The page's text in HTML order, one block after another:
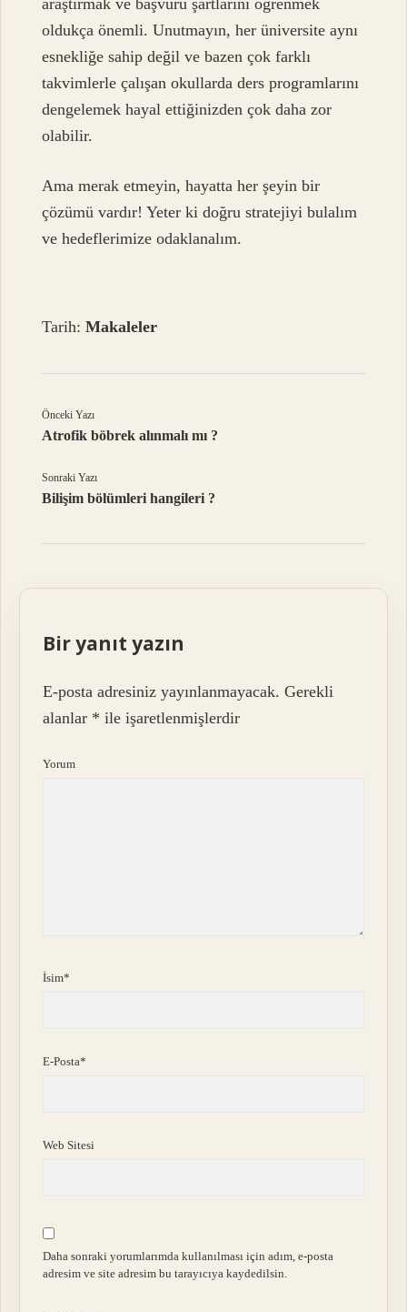
araştırmak ve başvuru şartlarını öğrenmek
oldukça önemli. Unutmayın, her üniversite aynı
esnekliğe sahip değil ve bazen çok farklı
takvimlerle çalışan okullarda ders programlarını
dengelemek hayal ettiğinizden çok daha zor
olabilir.
Ama merak etmeyin, hayatta her şeyin bir
çözümü vardır! Yeter ki doğru stratejiyi bulalım
ve hedeflerimize odaklanalım.
Tarih:Makaleler
Önceki Yazı
Atrofik böbrek alınmalı mı ?
Sonraki Yazı
Bilişim bölümleri hangileri ?
Bir yanıt yazın
E-posta adresiniz yayınlanmayacak. Gerekli
alanlar * ile işaretlenmişlerdir
Yorum
İsim*
E-Posta*
Web Sitesi
Daha sonraki yorumlarımda kullanılması için adım, e-posta
adresim ve site adresim bu tarayıcıya kaydedilsin.